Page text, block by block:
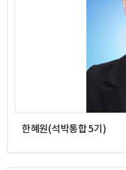
한혜원(석박통합 5기)